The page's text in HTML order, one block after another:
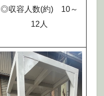
◎収容人数(約) 10～
12人